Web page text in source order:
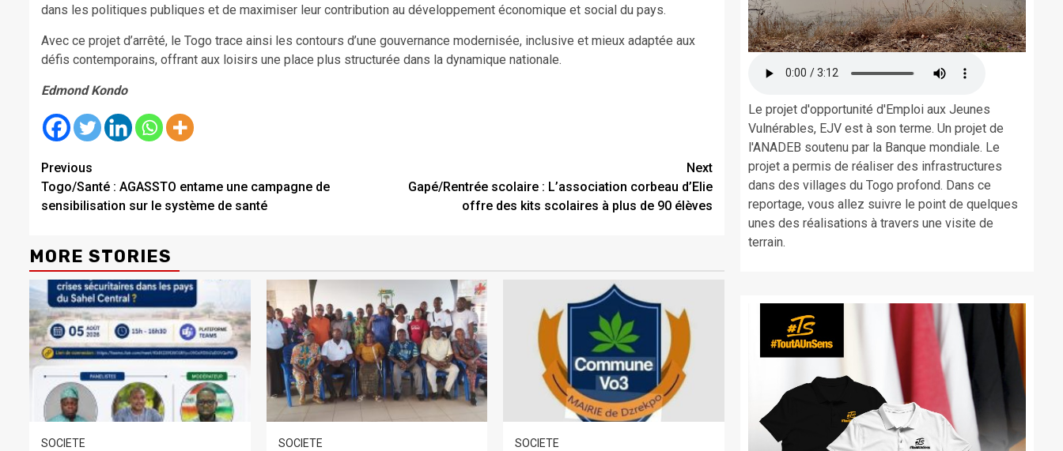
dans les politiques publiques et de maximiser leur contribution au développement économique et social du pays.
Avec ce projet d’arrêté, le Togo trace ainsi les contours d’une gouvernance modernisée, inclusive et mieux adaptée aux
défis contemporains, offrant aux loisirs une place plus structurée dans la dynamique nationale.
Edmond Kondo
Continue
Reading
Previous
Togo/Santé : AGASSTO entame une campagne de
sensibilisation sur le système de santé
Next
Gapé/Rentrée scolaire : L’association corbeau d’Elie
offre des kits scolaires à plus de 90 élèves
MORE STORIES
SOCIETE SOCIETE SOCIETE
Le projet d'opportunité d'Emploi aux Jeunes
Vulnérables, EJV est à son terme. Un projet de
l'ANADEB soutenu par la Banque mondiale. Le
projet a permis de réaliser des infrastructures
dans des villages du Togo profond. Dans ce
reportage, vous allez suivre le point de quelques
unes des réalisations à travers une visite de
terrain.